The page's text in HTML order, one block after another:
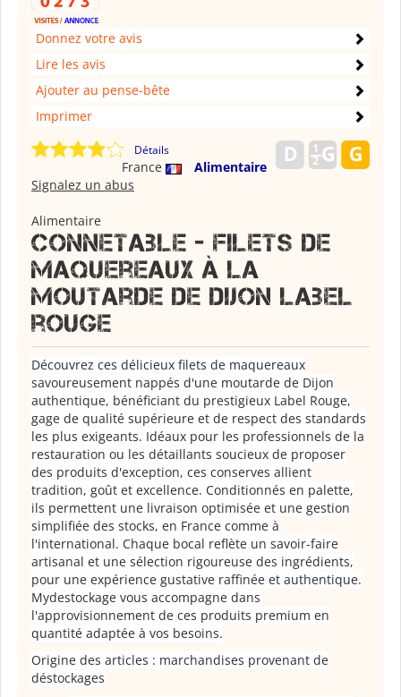
Donnez votre avis
Lire les avis
Ajouter au pense-bête
Imprimer
Détails
France
Alimentaire
Signalez un abus
Alimentaire
Connetable - filets de
maquereaux à la
moutarde de dijon label
rouge
Découvrez ces délicieux filets de maquereaux
savoureusement nappés d'une moutarde de Dijon
authentique, bénéficiant du prestigieux Label Rouge,
gage de qualité supérieure et de respect des standards
les plus exigeants. Idéaux pour les professionnels de la
restauration ou les détaillants soucieux de proposer
des produits d'exception, ces conserves allient
tradition, goût et excellence. Conditionnés en palette,
ils permettent une livraison optimisée et une gestion
simplifiée des stocks, en France comme à
l'international. Chaque bocal reflète un savoir-faire
artisanal et une sélection rigoureuse des ingrédients,
pour une expérience gustative raffinée et authentique.
Mydestockage vous accompagne dans
l'approvisionnement de ces produits premium en
quantité adaptée à vos besoins.
Origine des articles : marchandises provenant de
déstockages